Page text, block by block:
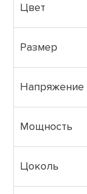
Цвет
Размер
Напряжение
Мощность
Цоколь